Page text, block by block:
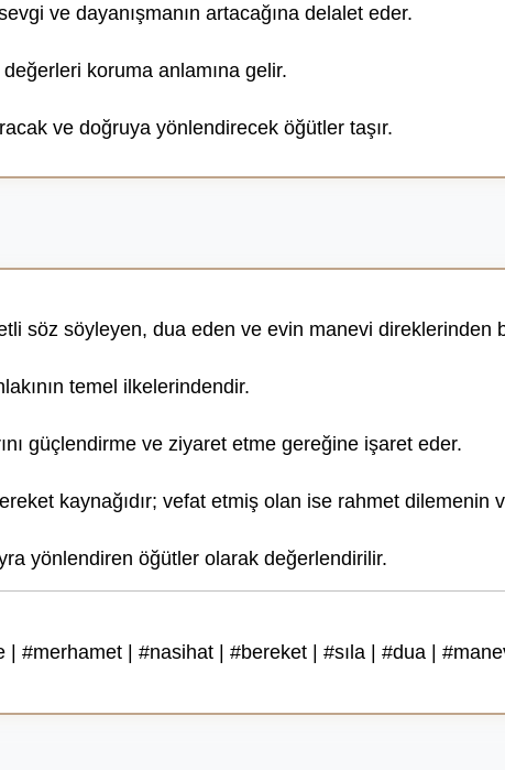
ve dayanışmanın artacağına delalet eder.
koruma anlamına gelir.
ve doğruya yönlendirecek öğütler taşır.
söz söyleyen, dua eden ve evin manevi direklerinden
temel ilkelerindendir.
güçlendirme ve ziyaret etme gereğine işaret eder.
kaynağıdır; vefat etmiş olan ise rahmet dilemenin
yönlendiren öğütler olarak değerlendirilir.
#merhamet | #nasihat | #bereket | #sıla | #dua |